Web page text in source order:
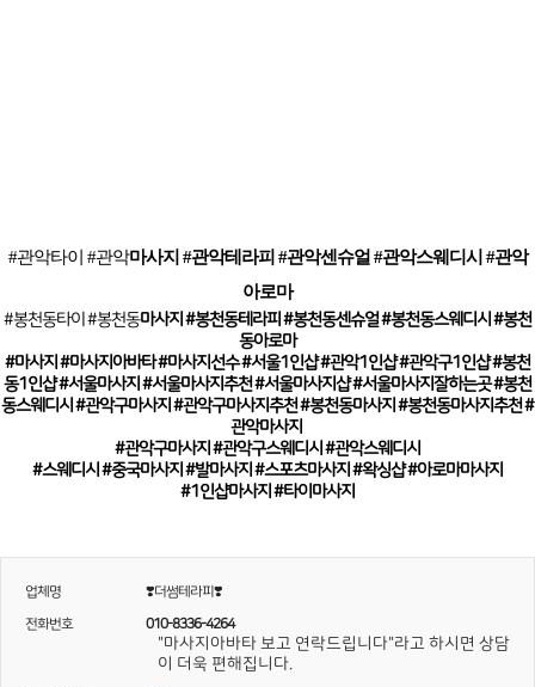
#관악타이 #관악마사지 #관악테라피 #관악센 슈얼 #관악스웨디시 #관악
아로마
#봉천동타이 #봉천동마사지 #봉천동테라피 #봉천동센슈얼 #봉천동스웨디시 #봉천
동아로마
#마사지 #마사지아바타 #마사지선수 #서울1인샵 #관악1인샵 #관악구1인샵 #봉천
동1인샵 #서울마사지 #서울마사지추천 #서울마사지샵 #서울마사지잘하는곳 #봉천
동스웨디시 #관악구마사지 #관악구마사지추천 #봉천동마사지 #봉천동마사지추천 #
관악마사지
#관악구마사지 #관악구스웨디시 #관악스웨디시
#스웨디시 #중국마사지 #발마사지 #스포츠마사지 #왁싱샵 #아로마마사지
#1인샵마사지 #타이마사지
업체명
❣️더썸테라피❣️
전화번호
010-8336-4264
"마사지아바타 보고 연락드립니다"라고 하시면 상담
이 더욱 편해집니다.